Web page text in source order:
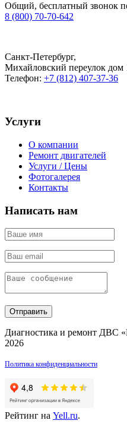
Общий, бесплатный звонок
8 (800) 70-70-642
Санкт-Петербург,
Михайловский переулок дом
Телефон: +7 (812) 407-37-36
Услуги
О компании
Ремонт двигателей
Услуги / Цены
Фотогалерея
Контакты
Написать нам
Отправить
Диагностика и ремонт ДВС
2026
Политика конфиденциальности
Рейтинг на Yell.ru.